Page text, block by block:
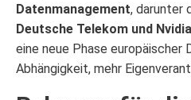
Datenmanagement, darunter
Deutsche Telekom und Nvidia
eine neue Phase
Abhängigkeit, mehr